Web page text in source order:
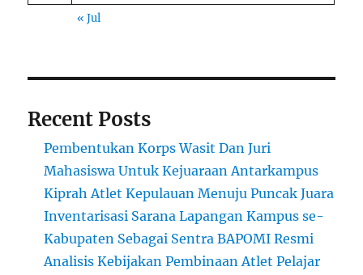
« Jul
Recent Posts
Pembentukan Korps Wasit Dan Juri
Mahasiswa Untuk Kejuaraan Antarkampus
Kiprah Atlet Kepulauan Menuju Puncak Juara
Inventarisasi Sarana Lapangan Kampus se-
Kabupaten Sebagai Sentra BAPOMI Resmi
Analisis Kebijakan Pembinaan Atlet Pelajar